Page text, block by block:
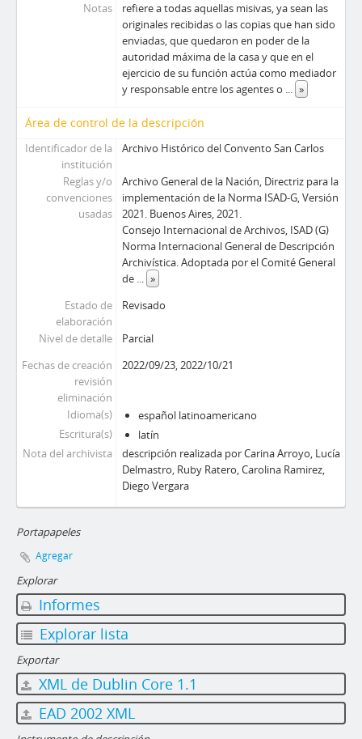
Notas
refiere a todas aquellas misivas, ya sean las
originales recibidas o las copias que han sido
enviadas, que quedaron en poder de la
autoridad máxima de la casa y que en el
ejercicio de su función actúa como mediador
y responsable entre los agentes o ... »
Área de control de la descripción
Identificador de la
institución
Archivo Histórico del Convento San Carlos
Reglas y/o
convenciones
usadas
Archivo General de la Nación, Directriz para la
implementación de la Norma ISAD-G, Versión
2021. Buenos Aires, 2021.
Consejo Internacional de Archivos, ISAD (G)
Norma Internacional General de Descripción
Archivística. Adoptada por el Comité General
de ... »
Estado de
elaboración
Revisado
Nivel de detalle
Parcial
Fechas de creación
revisión
eliminación
2022/09/23, 2022/10/21
Idioma(s)
español latinoamericano
Escritura(s)
latín
Nota del archivista
descripción realizada por Carina Arroyo, Lucía
Delmastro, Ruby Ratero, Carolina Ramirez,
Diego Vergara
Portapapeles
Agregar
Explorar
Informes
Explorar lista
Exportar
XML de Dublin Core 1.1
EAD 2002 XML